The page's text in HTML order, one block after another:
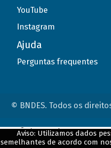
YouTube
Instagram
Ajuda
Perguntas frequentes
© BNDES. Todos os
Aviso: Utilizamos dados
semelhantes de acordo com
ConteÃºdo complementar